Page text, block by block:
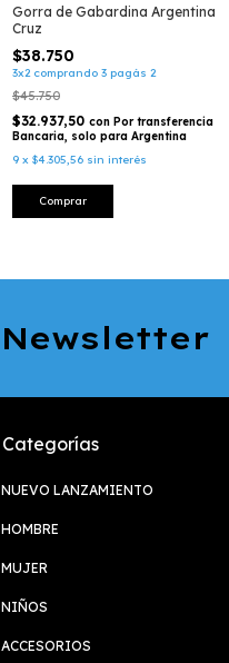
Gorra de Gabardina Argentina
Cruz
$38.750
3x2 comprando 3 pagás 2
$45.750
$32.937,50 con Por transferencia
Bancaria, solo para Argentina
9 x $4.305,56 sin interés
Comprar
Newsletter
Categorías
NUEVO LANZAMIENTO
HOMBRE
MUJER
NIÑOS
ACCESORIOS